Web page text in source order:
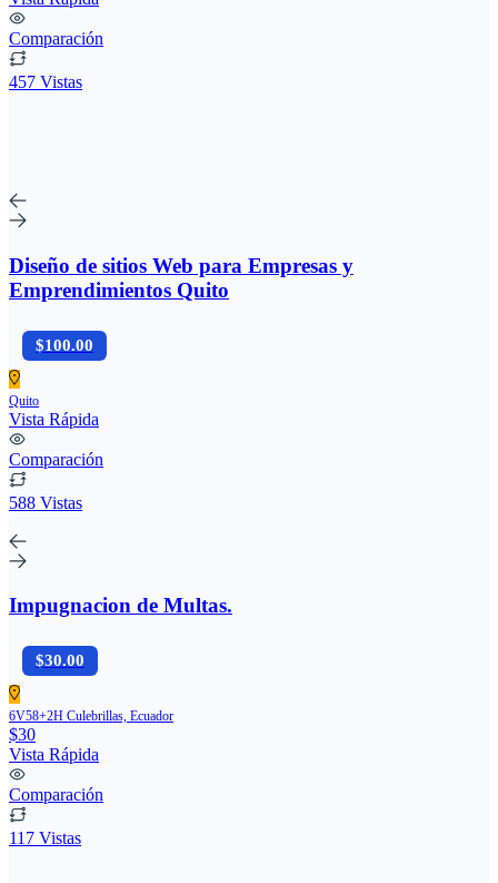
Comparación
457 Vistas
Diseño de sitios Web para Empresas y
Emprendimientos Quito
$100.00
Quito
Vista Rápida
Comparación
588 Vistas
Impugnacion de Multas.
$30.00
6V58+2H Culebrillas, Ecuador
$30
Vista Rápida
Comparación
117 Vistas